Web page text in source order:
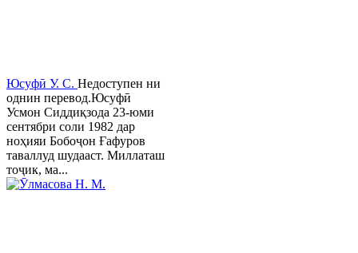
Юсуфӣ У. C. Недоступен ни
однин перевод.Юсуфӣ
Усмон Сиддиқзода 23-юми
сентябри соли 1982 дар
ноҳияи Бобоҷон Ғафуров
таваллуд шудааст. Миллаташ
тоҷик, ма...